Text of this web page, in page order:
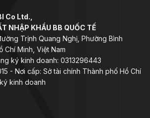
Co Ltd.,
NHẬP KHẨU BB QUỐC TẾ
Trịnh Quang Nghị, Phường Bình
Chí Minh, Việt Nam
ký kinh doanh: 0313296443
- Nơi cấp: Sở tài chính Thành phố Hồ Chí
kinh doanh